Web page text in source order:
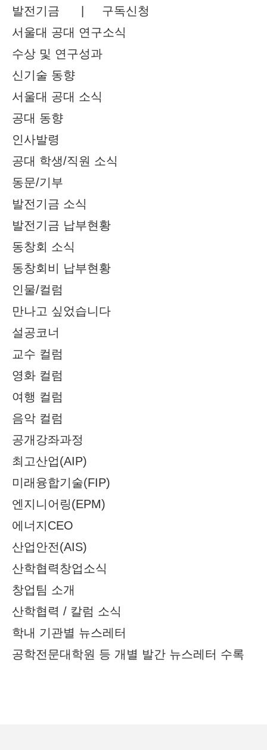
발전기금 | 구독신청
서울대 공대 연구소식
수상 및 연구성과
신기술 동향
서울대 공대 소식
공대 동향
인사발령
공대 학생/직원 소식
동문/기부
발전기금 소식
발전기금 납부현황
동창회 소식
동창회비 납부현황
인물/컬럼
만나고 싶었습니다
설공코너
교수 컬럼
영화 컬럼
여행 컬럼
음악 컬럼
공개강좌과정
최고산업(AIP)
미래융합기술(FIP)
엔지니어링(EPM)
에너지CEO
산업안전(AIS)
산학협력창업소식
창업팀 소개
산학협력 / 칼럼 소식
학내 기관별 뉴스레터
공학전문대학원 등 개별 발간 뉴스레터 수록